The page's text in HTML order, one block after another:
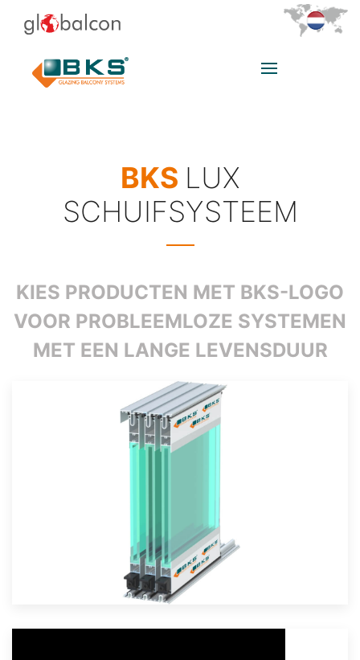
BKS LUX
SCHUIFSYSTEEM
KIES PRODUCTEN MET BKS-LOGO
VOOR PROBLEEMLOZE SYSTEMEN
MET EEN LANGE LEVENSDUUR